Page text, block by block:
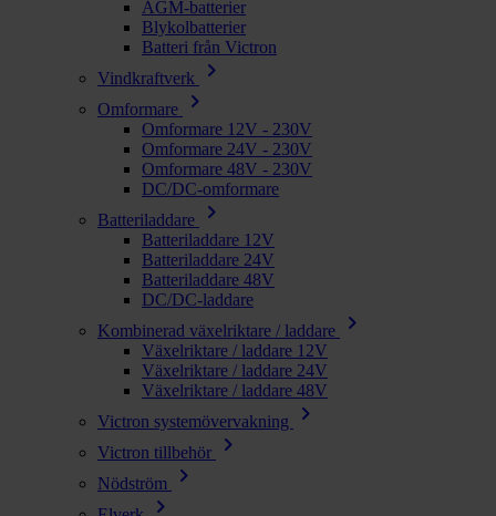
AGM-batterier
Blykolbatterier
Batteri från Victron
Vindkraftverk
chevron_right
Omformare chevron_right
Omformare 12V - 230V
Omformare 24V - 230V
Omformare 48V - 230V
DC/DC-omformare
Batteriladdare
chevron_right
Batteriladdare 12V
Batteriladdare 24V
Batteriladdare 48V
DC/DC-laddare
Kombinerad växelriktare / laddare
chevron_right
Växelriktare / laddare 12V
Växelriktare / laddare 24V
Växelriktare / laddare 48V
Victron systemövervakning
chevron_right
Victron tillbehör chevron_right
Nödström chevron_right
chevron_right